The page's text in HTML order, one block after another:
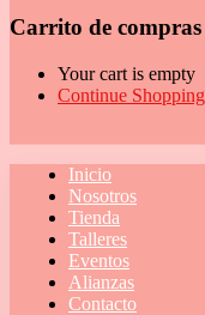
Carrito de compras
Your cart is empty
Continue Shopping
Inicio
Nosotros
Tienda
Talleres
Eventos
Alianzas
Contacto